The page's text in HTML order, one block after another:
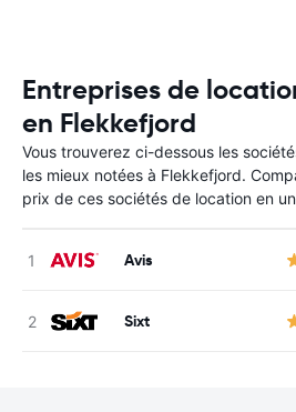
Entreprises de
en Flekkefjord
Vous trouverez ci-dessous les
les mieux notées à Flekkefjord.
prix de ces sociétés de location en
Avis
Sixt